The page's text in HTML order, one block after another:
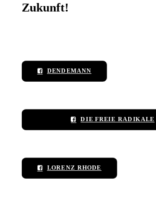
Zukunft!
DENDEMANN
DIE FREIE RADIKALE
LORENZ RHODE